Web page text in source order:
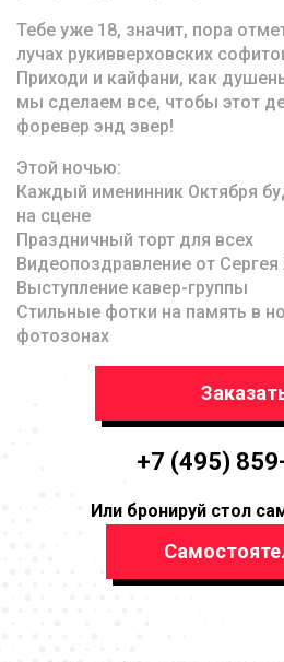
Тебе уже 18, значит, пора
лучах рукивверховских
Приходи и кайфани, как
мы сделаем все, чтобы этот
форевер энд эвер!
Этой ночью:
Каждый именинник Октября
на сцене
Праздничный торт для всех
Видеопоздравление от
Выступление кавер-группы
Стильные фотки на память в
фотозонах
+7 (495)
Или бронируй стол